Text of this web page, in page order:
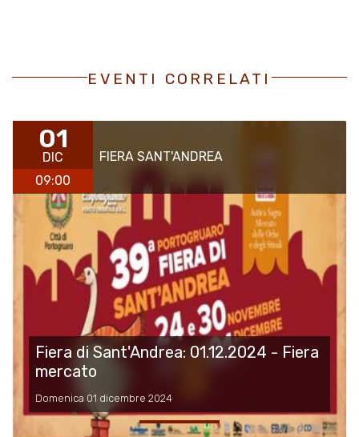
EVENTI CORRELATI
01
DIC
09:00
FIERA SANT'ANDREA
Fiera di Sant'Andrea: 01.12.2024 - Fiera
mercato
Domenica 01 dicembre 2024